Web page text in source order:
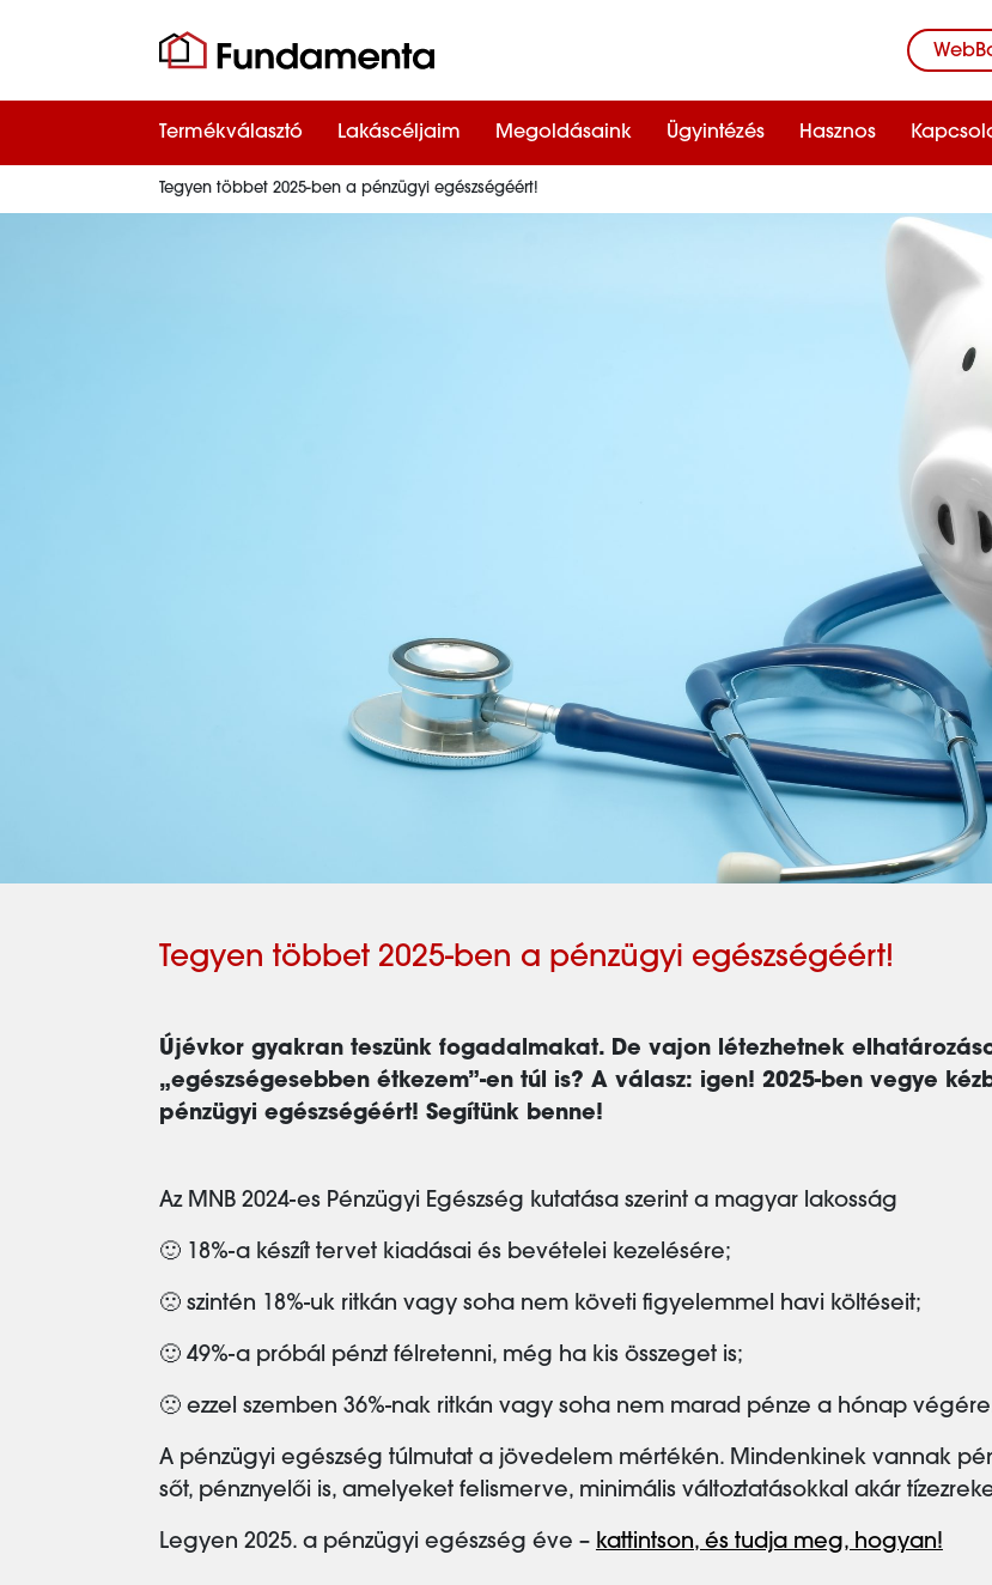
Termékválasztó Lakáscéljaim Megoldásaink Ügyintézés Hasznos
Tegyen többet 2025-ben a pénzügyi egészségéért!
Tegyen többet 2025-ben a pénzügyi egészségéért!
Újévkor gyakran teszünk fogadalmakat. De vajon létezhetnek
„egészségesebben étkezem”-en túl is? A válasz: igen! 2025-ben vegye
pénzügyi egészségéért! Segítünk benne!
Az MNB 2024-es Pénzügyi Egészség kutatása szerint a magyar lakosság
🙂 18%-a készít tervet kiadásai és bevételei kezelésére;
🙁 szintén 18%-uk ritkán vagy soha nem követi figyelemmel havi költéseit;
🙂 49%-a próbál pénzt félretenni, még ha kis összeget is;
🙁 ezzel szemben 36%-nak ritkán vagy soha nem marad pénze a hónap
A pénzügyi egészség túlmutat a jövedelem mértékén. Mindenkinek vannak
sőt, pénznyelői is, amelyeket felismerve, minimális változtatásokkal akár
Legyen 2025. a pénzügyi egészség éve – kattintson, és tudja meg, hogyan!